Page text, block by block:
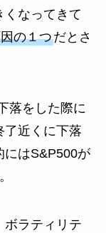
くなってきて
の１つだとさ
落をした際に
了近くに下落
にはS&P500が
ボラティリテ